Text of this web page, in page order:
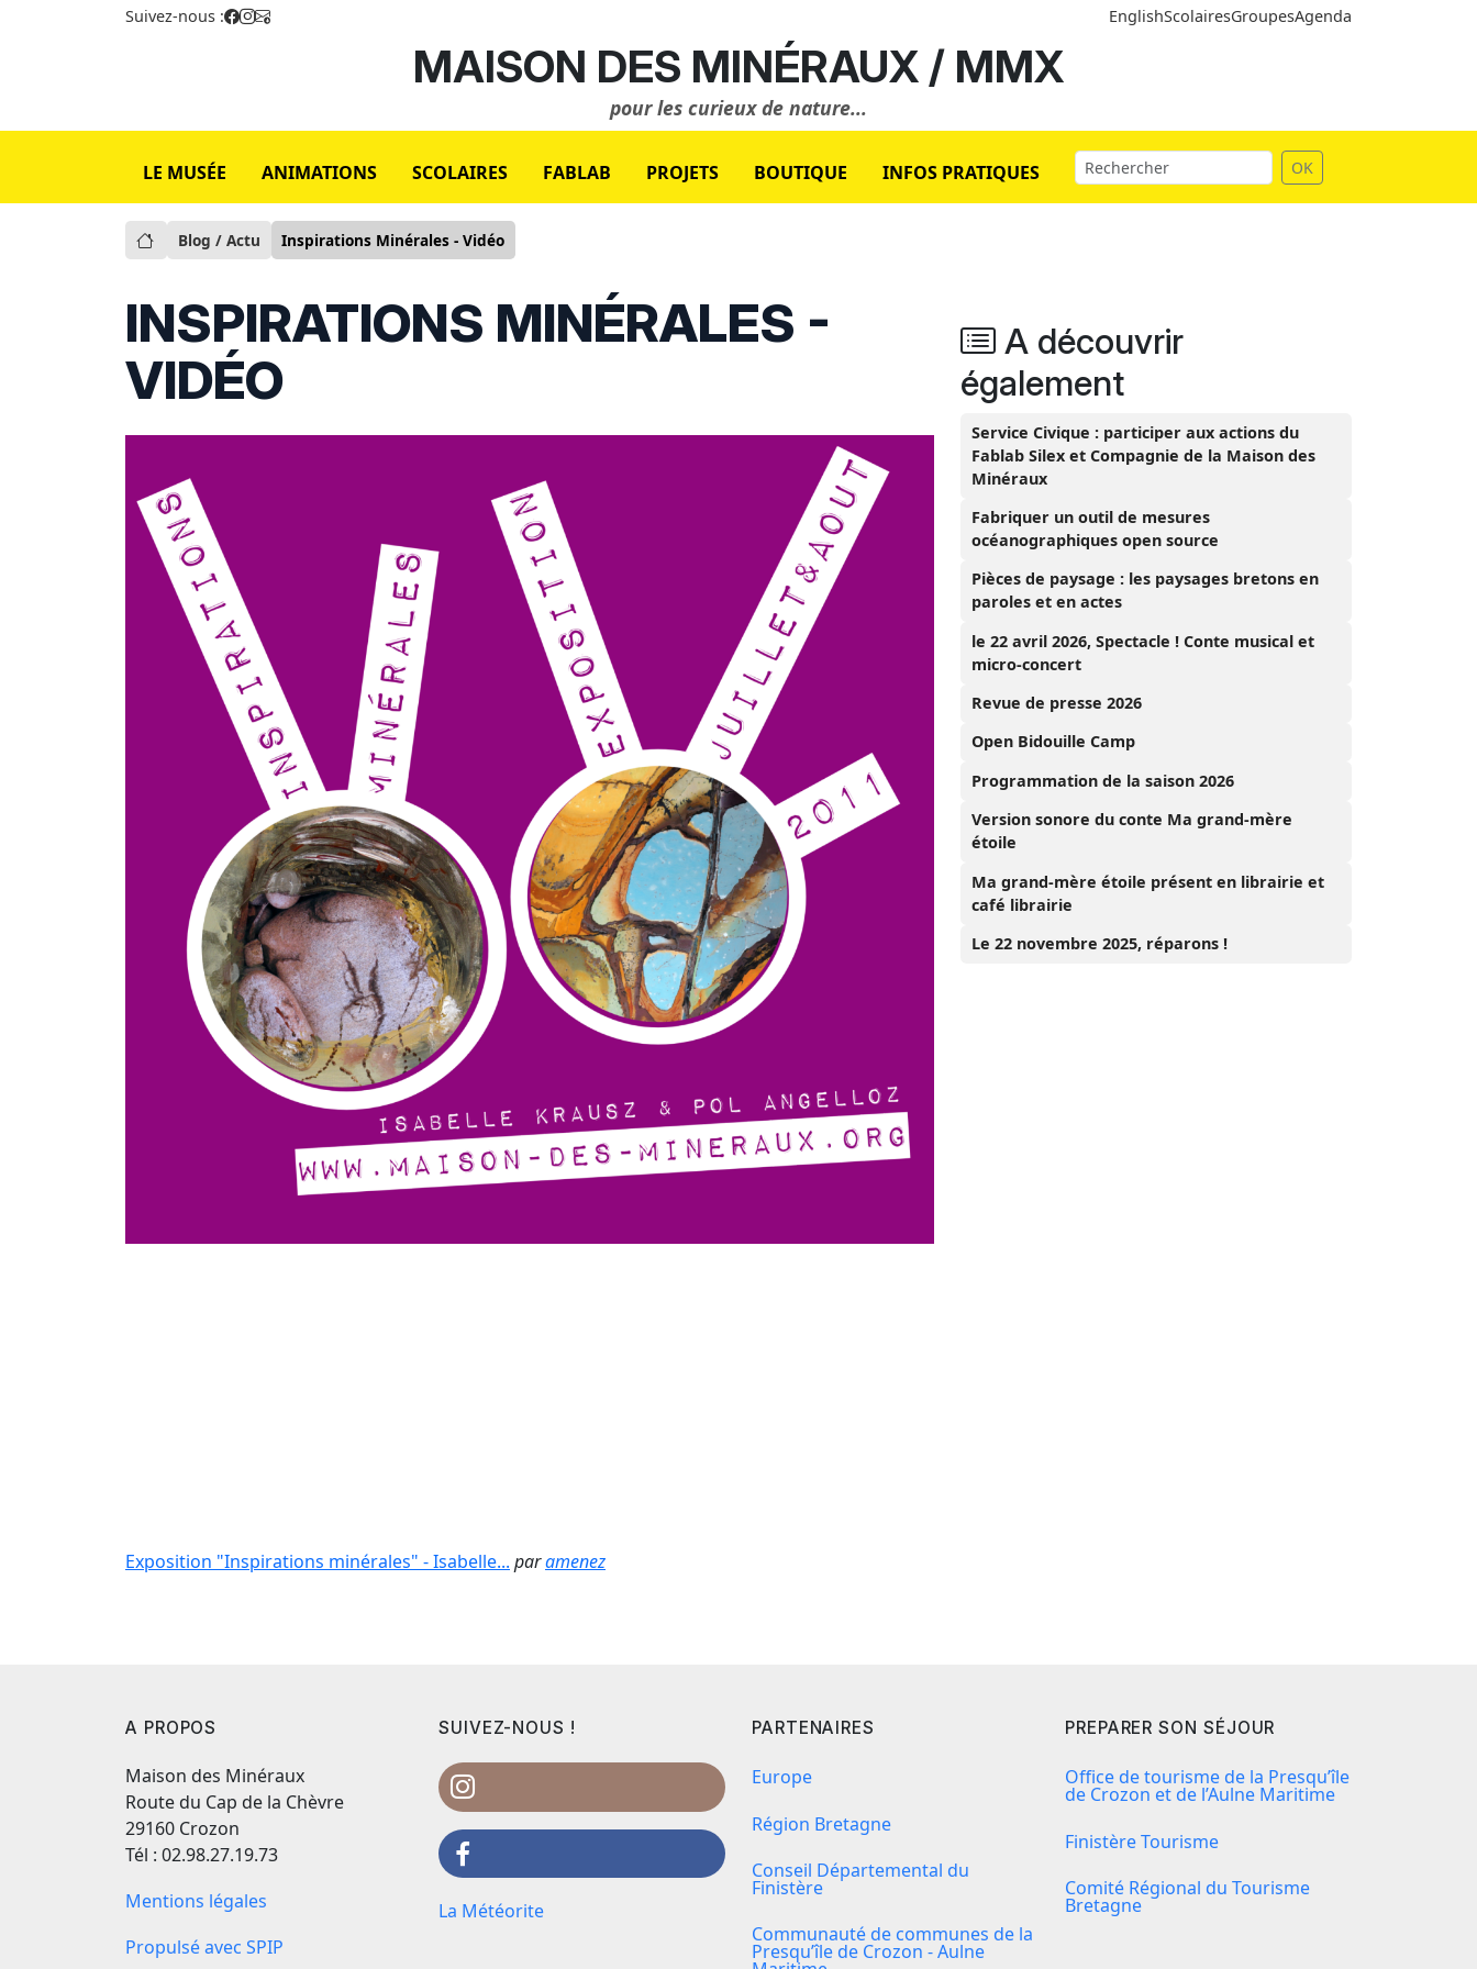
Suivez-nous : EnglishScolairesGroupesAgenda
MAISON DES MINÉRAUX / MMX
pour les curieux de nature...
LE MUSÉE ANIMATIONS SCOLAIRES FABLAB PROJETS BOUTIQUE INFOS PRATIQUES OK
Blog / Actu Inspirations Minérales - Vidéo
INSPIRATIONS MINÉRALES -
VIDÉO
Exposition "Inspirations minérales" - Isabelle... paramenez
A découvrir
également
Service Civique : participer aux actions du
Fablab Silex et Compagnie de la Maison des
Minéraux
Fabriquer un outil de mesures
océanographiques open source
Pièces de paysage : les paysages bretons en
paroles et en actes
le 22 avril 2026, Spectacle ! Conte musical et
micro-concert
Revue de presse 2026
Open Bidouille Camp
Programmation de la saison 2026
Version sonore du conte Ma grand-mère
étoile
Ma grand-mère étoile présent en librairie et
café librairie
Le 22 novembre 2025, réparons !
A PROPOS
Maison des Minéraux
Route du Cap de la Chèvre
29160 Crozon
Tél : 02.98.27.19.73
Mentions légales
Propulsé avec SPIP
SUIVEZ-NOUS !
La Météorite
PARTENAIRES
Europe
Région Bretagne
Conseil Départemental du
Finistère
Communauté de communes de la
Presqu’île de Crozon - Aulne
PREPARER SON SÉJOUR
Office de tourisme de la Presqu’île
de Crozon et de l’Aulne Maritime
Finistère Tourisme
Comité Régional du Tourisme
Bretagne